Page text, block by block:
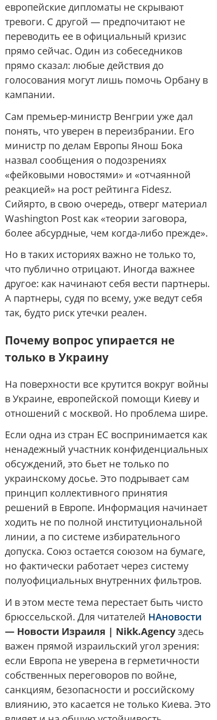
европейские дипломаты не скрывают
тревоги. С другой — предпочитают не
переводить ее в официальный кризис
прямо сейчас. Один из собеседников
прямо сказал: любые действия до
голосования могут лишь помочь Орбану в
кампании.
Сам премьер-министр Венгрии уже дал
понять, что уверен в переизбрании. Его
министр по делам Европы Янош Бока
назвал сообщения о подозрениях
«фейковыми новостями» и «отчаянной
реакцией» на рост рейтинга Fidesz.
Сийярто, в свою очередь, отверг материал
Washington Post как «теории заговора,
более абсурдные, чем когда-либо прежде».
Но в таких историях важно не только то,
что публично отрицают. Иногда важнее
другое: как начинают себя вести партнеры.
А партнеры, судя по всему, уже ведут себя
так, будто риск утечки реален.
Почему вопрос упирается не
только в Украину
На поверхности все крутится вокруг войны
в Украине, европейской помощи Киеву и
отношений с москвой. Но проблема шире.
Если одна из стран ЕС воспринимается как
ненадежный участник конфиденциальных
обсуждений, это бьет не только по
украинскому досье. Это подрывает сам
принцип коллективного принятия
решений в Европе. Информация начинает
ходить не по полной институциональной
линии, а по системе избирательного
допуска. Союз остается союзом на бумаге,
но фактически работает через систему
полуофициальных внутренних фильтров.
И в этом месте тема перестает быть чисто
брюссельской. Для читателей НАновости
— Новости Израиля | Nikk.Agencyздесь
важен прямой израильский угол зрения:
если Европа не уверена в герметичности
собственных переговоров по войне,
санкциям, безопасности и российскому
влиянию, это касается не только Киева. Это